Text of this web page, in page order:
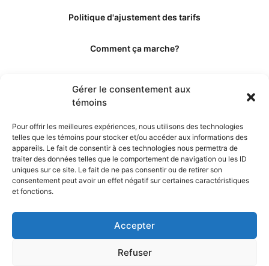
Gérer le consentement aux
témoins
Pour offrir les meilleures expériences, nous utilisons des technologies
telles que les témoins pour stocker et/ou accéder aux informations des
appareils. Le fait de consentir à ces technologies nous permettra de
traiter des données telles que le comportement de navigation ou les ID
uniques sur ce site. Le fait de ne pas consentir ou de retirer son
consentement peut avoir un effet négatif sur certaines caractéristiques
et fonctions.
Accepter
Refuser
Politique d'ajustement des tarifs
Comment ça marche?
Les éditeurs
Les experts et collaborateurs